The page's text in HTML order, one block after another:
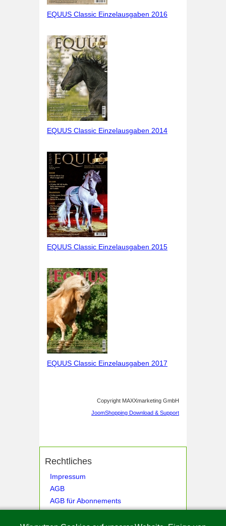
EQUUS Classic Einzelausgaben 2016
EQUUS Classic Einzelausgaben 2014
EQUUS Classic Einzelausgaben 2015
EQUUS Classic Einzelausgaben 2017
Copyright MAXXmarketing GmbH
JoomShopping Download & Support
Rechtliches
Impressum
AGB
AGB für Abonnements